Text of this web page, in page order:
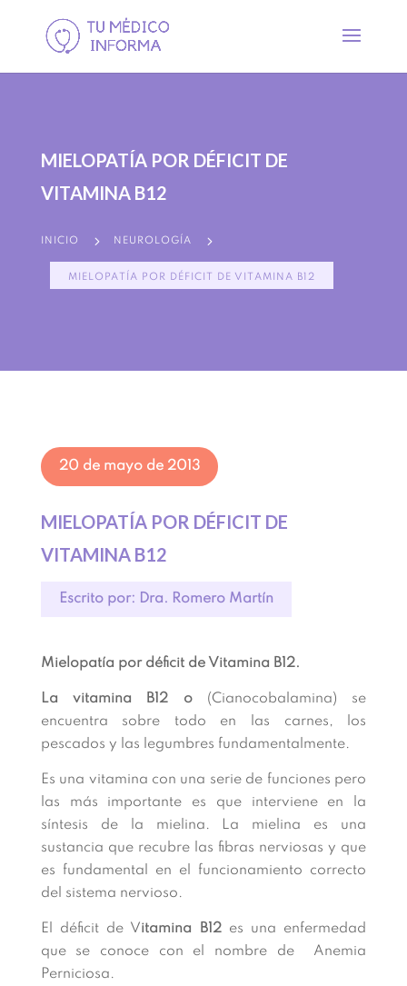
MIELOPATÍA POR DÉFICIT DE
VITAMINA B12
INICIO 5 NEUROLOGÍA 5
MIELOPATÍA POR DÉFICIT DE VITAMINA B12
20 de mayo de 2013
MIELOPATÍA POR DÉFICIT DE
VITAMINA B12
Escrito por: Dra. Romero Martín
Mielopatía por déficit de Vitamina B12.
La vitamina B12 o(Cianocobalamina) se
encuentra sobre todo en las carnes, los
pescados y las legumbres fundamentalmente.
Es una vitamina con una serie de funciones pero
las más importante es que interviene en la
síntesis de la mielina. La mielina es una
sustancia que recubre las fibras nerviosas y que
es fundamental en el funcionamiento correcto
del sistema nervioso.
El déficit de Vitamina B12es una enfermedad
que se conoce con el nombre de Anemia
Perniciosa.